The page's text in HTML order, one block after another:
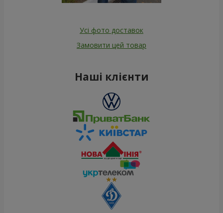
Усі фото доставок
Замовити цей товар
Наші клієнти